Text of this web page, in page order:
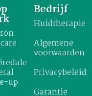
up
Bedrijf
Huidtherapie
Algemene
voorwaarden
Privacybeleid
Garantie